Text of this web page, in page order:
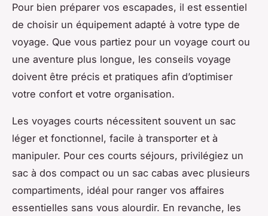
Pour bien préparer vos escapades, il est essentiel
de choisir un équipement adapté à votre type de
voyage. Que vous partiez pour un voyage court ou
une aventure plus longue, les conseils voyage
doivent être précis et pratiques afin d’optimiser
votre confort et votre organisation.
Les voyages courts nécessitent souvent un sac
léger et fonctionnel, facile à transporter et à
manipuler. Pour ces courts séjours, privilégiez un
sac à dos compact ou un sac cabas avec plusieurs
compartiments, idéal pour ranger vos affaires
essentielles sans vous alourdir. En revanche, les